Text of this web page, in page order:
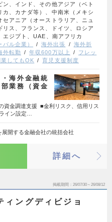
、インド、その他アジア（ベト
、カナダ等）、中南米（メキシ
アニア（オーストラリア、ニュ
ス、フランス、ドイツ、ロシア
ジプト、UAE、南アフリカ
ル企業） 海外出張
海外折
外転勤 年収600万以上
フレッ
業してもOK 育児支援制度
海外金融統
業務（資金
資金調達支援 ■金利リスク、信用リス
イン設定…
開する金融会社の統括会社
詳細へ
掲載期間 26/07/30～26/08/12
ィングディビジョ